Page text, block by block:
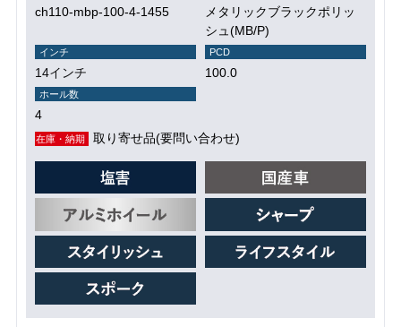
ch110-mbp-100-4-1455
メタリックブラックポリッ
シュ(MB/P)
インチ
14インチ
PCD
100.0
ホール数
4
在庫・納期 取り寄せ品(要問い合わせ)